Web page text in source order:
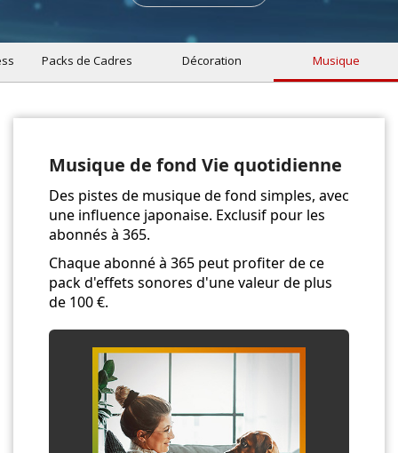
Packs de Cadres Décoration Musique
Musique de fond Vie quotidienne
Des pistes de musique de fond simples, avec
une influence japonaise. Exclusif pour les
abonnés à 365.
Chaque abonné à 365 peut profiter de ce
pack d'effets sonores d'une valeur de plus
de 100 €.